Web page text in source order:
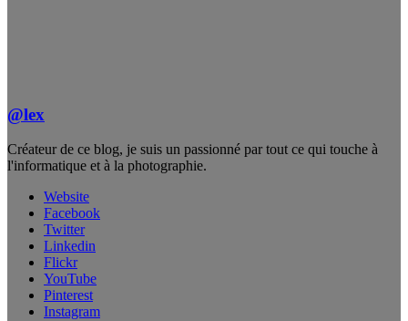
@lex
Créateur de ce blog, je suis un passionné par tout ce qui touche à
l'informatique et à la photographie.
Website
Facebook
Twitter
Linkedin
Flickr
YouTube
Pinterest
Instagram